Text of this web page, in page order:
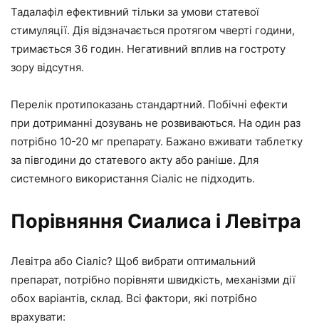
Тадалафіл ефективний тільки за умови статевої
стимуляції. Дія відзначається протягом чверті години,
тримається 36 годин. Негативний вплив на гостроту
зору відсутня.
Перелік протипоказань стандартний. Побічні ефекти
при дотриманні дозувань не розвиваються. На один раз
потрібно 10-20 мг препарату. Бажано вживати таблетку
за півгодини до статевого акту або раніше. Для
системного використання Сіаліс не підходить.
Порівняння Сиалиса і Левітра
Левітра або Сіаліс? Щоб вибрати оптимальний
препарат, потрібно порівняти швидкість, механізми дії
обох варіантів, склад. Всі фактори, які потрібно
врахувати: